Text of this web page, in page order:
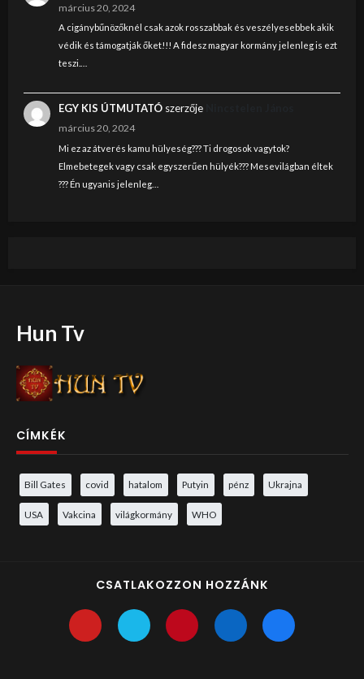
március 20, 2024
A cigánybűnözőknél csak azok rosszabbak és veszélyesebbek akik
védik és támogatják őket!!! A fidesz magyar kormány jelenleg is ezt
teszi.…
EGY KIS ÚTMUTATÓszerzője
március 20, 2024
Mi ez az átverés kamu hülyeség??? Ti drogosok vagytok?
Elmebetegek vagy csak egyszerűen hülyék??? Mesevilágban éltek
??? Én ugyanis jelenleg…
Hun Tv
CÍMKÉK
Bill Gates covid hatalom Putyin pénz Ukrajna
USA Vakcina világkormány WHO
CSATLAKOZZON HOZZÁNK